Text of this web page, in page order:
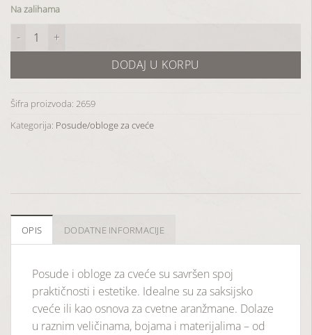
Na zalihama
Posuda za cveće količina
DODAJ U KORPU
Šifra proizvoda: 2659
Kategorija: Posude/obloge za cveće
OPIS DODATNE INFORMACIJE
Posude i obloge za cveće su savršen spoj
praktičnosti i estetike. Idealne su za saksijsko
cveće ili kao osnova za cvetne aranžmane. Dolaze
u raznim veličinama, bojama i materijalima – od